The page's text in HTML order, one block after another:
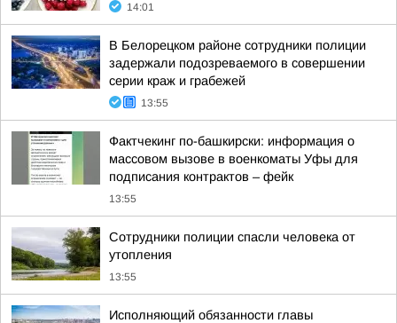
14:01
В Белорецком районе сотрудники полиции
задержали подозреваемого в совершении
серии краж и грабежей
13:55
Фактчекинг по-башкирски: информация о
массовом вызове в военкоматы Уфы для
подписания контрактов – фейк
13:55
Сотрудники полиции спасли человека от
утопления
13:55
Исполняющий обязанности главы